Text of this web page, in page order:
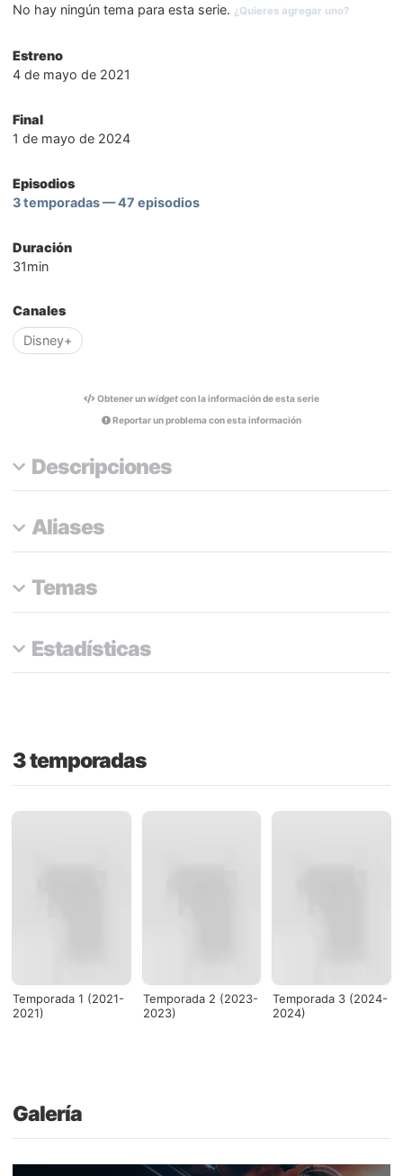
No hay ningún tema para esta serie. ¿Quieres agregar uno?
Estreno
4 de mayo de 2021
Final
1 de mayo de 2024
Episodios
3 temporadas — 47 episodios
Duración
31min
Canales
Disney+
Obtener unwidgetcon la información de esta serie
Reportar un problema con esta información
Descripciones
Aliases
Temas
Estadísticas
3 temporadas
Temporada 1 (2021-
2021)
Temporada 2 (2023-
2023)
Temporada 3 (2024-
2024)
Galería